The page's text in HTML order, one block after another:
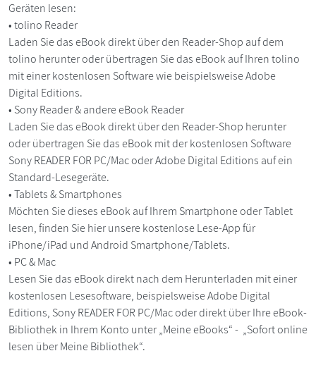
Geräten lesen:
• tolino Reader
Laden Sie das eBook direkt über den Reader-Shop auf dem
tolino herunter oder übertragen Sie das eBook auf Ihren tolino
mit einer kostenlosen Software wie beispielsweise Adobe
Digital Editions.
• Sony Reader & andere eBook Reader
Laden Sie das eBook direkt über den Reader-Shop herunter
oder übertragen Sie das eBook mit der kostenlosen Software
Sony READER FOR PC/Mac oder Adobe Digital Editions auf ein
Standard-Lesegeräte.
• Tablets & Smartphones
Möchten Sie dieses eBook auf Ihrem Smartphone oder Tablet
lesen, finden Sie hier unsere kostenlose Lese-App für
iPhone/iPad und Android Smartphone/Tablets.
• PC & Mac
Lesen Sie das eBook direkt nach dem Herunterladen mit einer
kostenlosen Lesesoftware, beispielsweise Adobe Digital
Editions, Sony READER FOR PC/Mac oder direkt über Ihre eBook-
Bibliothek in Ihrem Konto unter „Meine eBooks“ - „Sofort online
lesen über Meine Bibliothek“.